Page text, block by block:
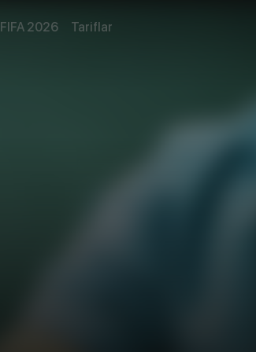
FIFA 2026 Tariflar